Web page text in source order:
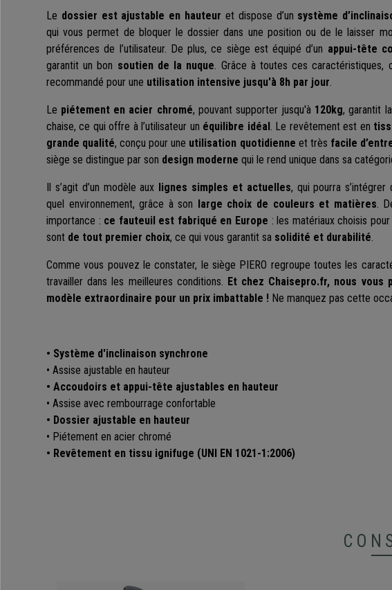
Le dossier est ajustable en hauteur et dispose d’un système
qui vous permet de bloquer le dossier dans une position ou de le laisser
préférences de l’utilisateur. De plus, ce siège est équipé d’un appui-tête
garantit un bon soutien de la nuque. Grâce à toutes ces caractéristiques,
recommandé pour une utilisation intensive jusqu'à 8h par jour.
Le piétement en acier chromé, pouvant supporter jusqu'à 120kg, garantit
chaise, ce qui offre à l’utilisateur un équilibre idéal. Le revêtement est en
grande qualité, conçu pour une utilisation quotidienne et très facile
siège se distingue par son design moderne qui le rend unique dans sa
Il s’agit d’un modèle aux lignes simples et actuelles, qui pourra s’intégrer
quel environnement, grâce à son large choix de couleurs et matières.
importance : ce fauteuil est fabriqué en Europe : les matériaux choisis
sont de tout premier choix, ce qui vous garantit sa solidité et durabilité.
Comme vous pouvez le constater, le siège PIERO regroupe toutes les
travailler dans les meilleures conditions. Et chez Chaisepro.fr, nous vous
modèle extraordinaire pour un prix imbattable ! Ne manquez pas cette
• Système d'inclinaison synchrone
• Assise ajustable en hauteur
• Accoudoirs et appui-tête ajustables en hauteur
• Assise avec rembourrage confortable
• Dossier ajustable en hauteur
• Piétement en acier chromé
• Revêtement en tissu ignifuge (UNI EN 1021-1:2006)